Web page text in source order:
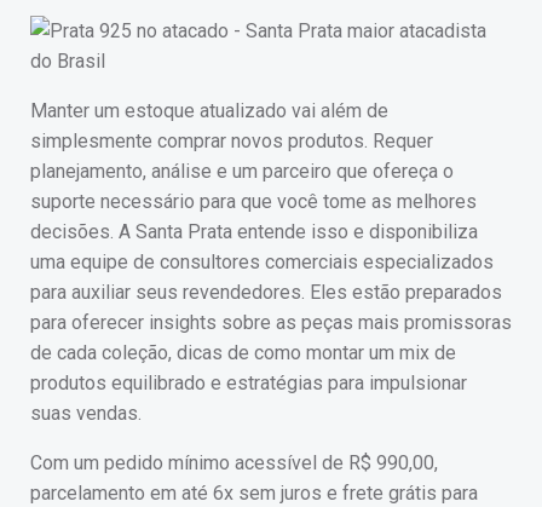
Manter um estoque atualizado vai além de
simplesmente comprar novos produtos. Requer
planejamento, análise e um parceiro que ofereça o
suporte necessário para que você tome as melhores
decisões. A Santa Prata entende isso e disponibiliza
uma equipe de consultores comerciais especializados
para auxiliar seus revendedores. Eles estão preparados
para oferecer insights sobre as peças mais promissoras
de cada coleção, dicas de como montar um mix de
produtos equilibrado e estratégias para impulsionar
suas vendas.
Com um pedido mínimo acessível de R$ 990,00,
parcelamento em até 6x sem juros e frete grátis para